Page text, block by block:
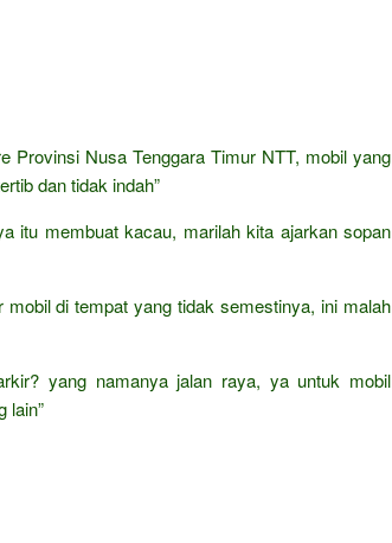
Provinsi Nusa Tenggara Timur NTT, mobil yang
dan tidak indah”
itu membuat kacau, marilah kita ajarkan sopan
di tempat yang tidak semestinya, ini malah
yang namanya jalan raya, ya untuk mobil
lain”